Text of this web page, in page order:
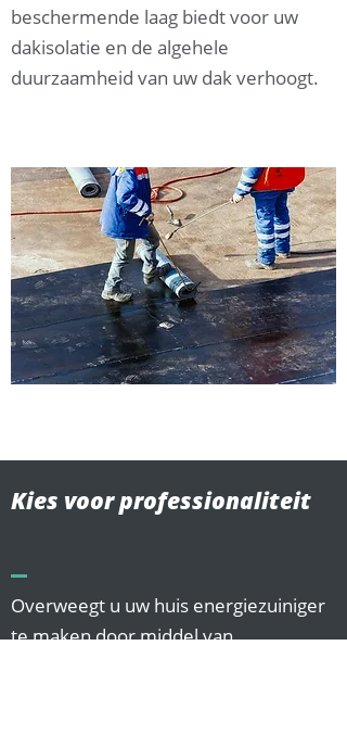
beschermende laag biedt voor uw
dakisolatie en de algehele
duurzaamheid van uw dak verhoogt.
Kies voor professionaliteit
Overweegt u uw huis energiezuiniger
te maken door middel van